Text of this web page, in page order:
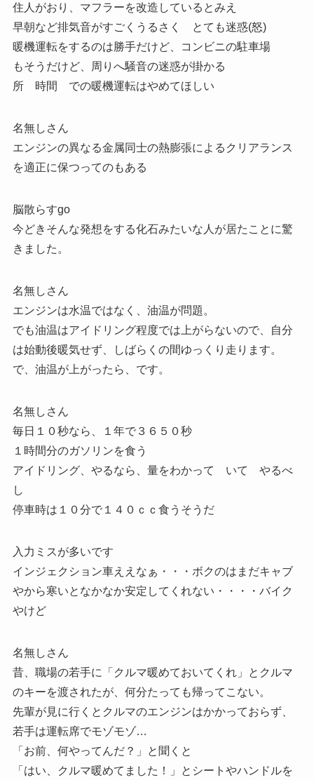
住人がおり、マフラーを改造しているとみえ
早朝など排気音がすごくうるさく とても迷惑(怒)
暖機運転をするのは勝手だけど、コンビニの駐車場
もそうだけど、周りへ騒音の迷惑が掛かる
所 時間 での暖機運転はやめてほしい
名無しさん
エンジンの異なる金属同士の熱膨張によるクリアランス
を適正に保つってのもある
脳散らすgo
今どきそんな発想をする化石みたいな人が居たことに驚
きました。
名無しさん
エンジンは水温ではなく、油温が問題。
でも油温はアイドリング程度では上がらないので、自分
は始動後暖気せず、しばらくの間ゆっくり走ります。
で、油温が上がったら、です。
名無しさん
毎日１０秒なら、１年で３６５０秒
１時間分のガソリンを食う
アイドリング、やるなら、量をわかって いて やるべ
し
停車時は１０分で１４０ｃｃ食うそうだ
入力ミスが多いです
インジェクション車ええなぁ・・・ボクのはまだキャブ
やから寒いとなかなか安定してくれない・・・・バイク
やけど
名無しさん
昔、職場の若手に「クルマ暖めておいてくれ」とクルマ
のキーを渡されたが、何分たっても帰ってこない。
先輩が見に行くとクルマのエンジンはかかっておらず、
若手は運転席でモゾモゾ…
「お前、何やってんだ？」と聞くと
「はい、クルマ暖めてました！」とシートやハンドルを